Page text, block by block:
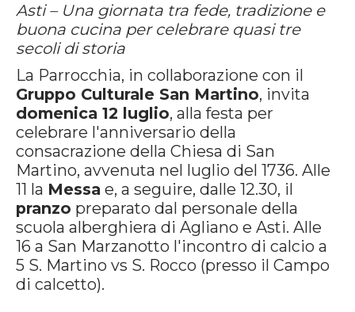
Asti – Una giornata tra fede, tradizione e
buona cucina per celebrare quasi tre
secoli di storia
La Parrocchia, in collaborazione con il
Gruppo Culturale San Martino, invita
domenica 12 luglio, alla festa per
celebrare l'anniversario della
consacrazione della Chiesa di San
Martino, avvenuta nel luglio del 1736. Alle
11 la Messa e, a seguire, dalle 12.30, il
pranzo preparato dal personale della
scuola alberghiera di Agliano e Asti. Alle
16 a San Marzanotto l'incontro di calcio a
5 S. Martino vs S. Rocco (presso il Campo
di calcetto).